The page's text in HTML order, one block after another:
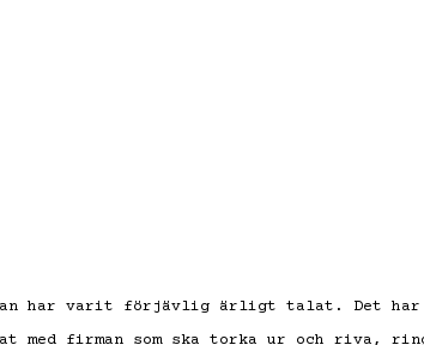
veckan har varit förjävlig ärligt talat. Det
med firman som ska torka ur och riva,